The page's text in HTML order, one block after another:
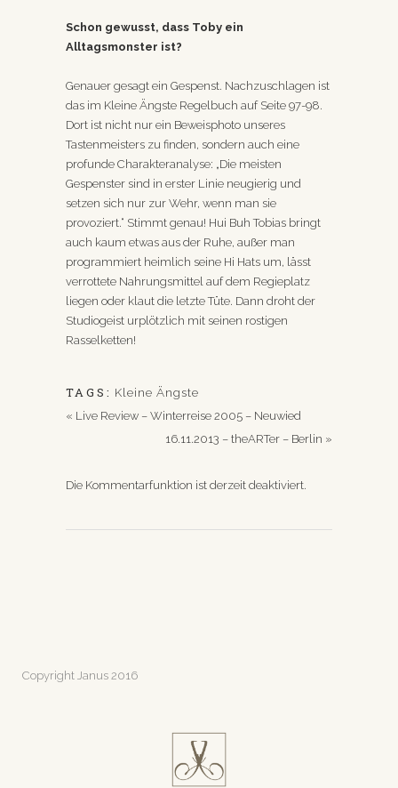
Schon gewusst, dass Toby ein
Alltagsmonster ist?
Genauer gesagt ein Gespenst. Nachzuschlagen ist
das im Kleine Ängste Regelbuch auf Seite 97-98.
Dort ist nicht nur ein Beweisphoto unseres
Tastenmeisters zu finden, sondern auch eine
profunde Charakteranalyse: „Die meisten
Gespenster sind in erster Linie neugierig und
setzen sich nur zur Wehr, wenn man sie
provoziert.“ Stimmt genau! Hui Buh Tobias bringt
auch kaum etwas aus der Ruhe, außer man
programmiert heimlich seine Hi Hats um, lässt
verrottete Nahrungsmittel auf dem Regieplatz
liegen oder klaut die letzte Tüte. Dann droht der
Studiogeist urplötzlich mit seinen rostigen
Rasselketten!
TAGS: Kleine Ängste
« Live Review – Winterreise 2005 – Neuwied
16.11.2013 – theARTer – Berlin »
Die Kommentarfunktion ist derzeit deaktiviert.
Copyright Janus 2016